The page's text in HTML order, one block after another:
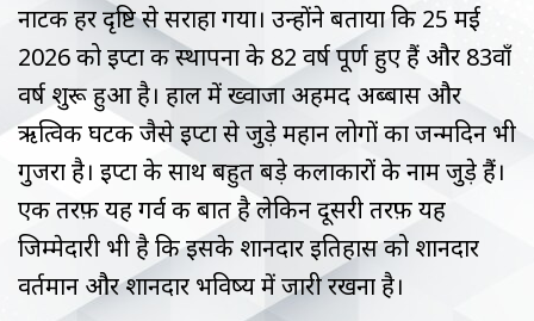
नाटक हर दृष्टि से सराहा गया। उन्होंने बताया कि 25 मई
2026 को इप्टा की स्थापना के 82 वर्ष पूर्ण हुए हैं और 83वाँ
वर्ष शुरू हुआ है। हाल में ख्वाजा अहमद अब्बास और
ऋत्विक घटक जैसे इप्टा से जुड़े महान लोगों का जन्मदिन भी
गुजरा है। इप्टा के साथ बहुत बड़े कलाकारों के नाम जुड़े हैं।
एक तरफ़ यह गर्व की बात है लेकिन दूसरी तरफ़ यह
जिम्मेदारी भी है कि इसके शानदार इतिहास को शानदार
वर्तमान और शानदार भविष्य में जारी रखना है।